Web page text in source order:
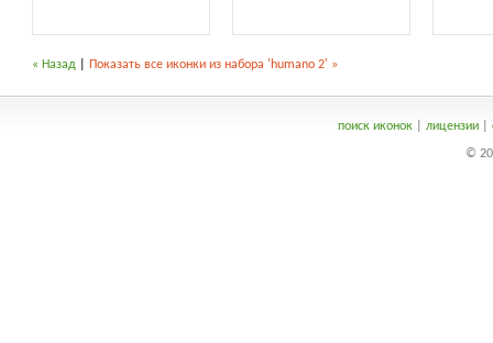
« Назад Показать все иконки из набора 'humano 2' »
поиск иконок| лицензии|
©